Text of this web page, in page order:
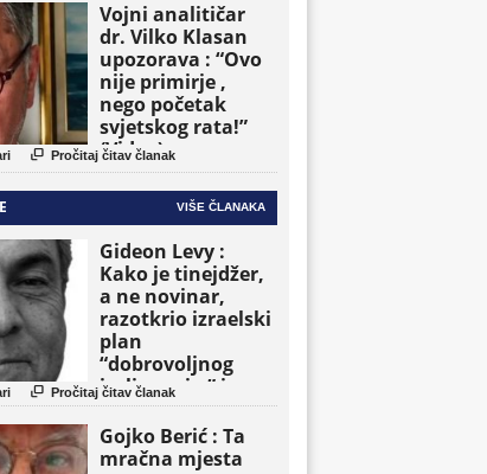
Vojni analitičar
dr. Vilko Klasan
upozorava : “Ovo
nije primirje ,
nego početak
svjetskog rata!”
(Video)
 Pročitaj čitav članak
VIŠE ČLANAKA
Gideon Levy :
Kako je tinejdžer,
a ne novinar,
razotkrio izraelski
plan
“dobrovoljnog
iseljavanja ” iz
Gaze
 Pročitaj čitav članak
Gojko Berić : Ta
mračna mjesta